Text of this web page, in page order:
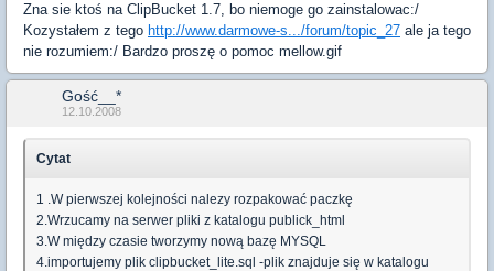
Zna sie ktoś na ClipBucket 1.7, bo niemoge go zainstalowac:/
Kozystałem z tego http://www.darmowe-s.../forum/topic_27 ale ja tego
nie rozumiem:/ Bardzo proszę o pomoc mellow.gif
Gość__*
12.10.2008
Cytat
1 .W pierwszej kolejności nalezy rozpakować paczkę
2.Wrzucamy na serwer pliki z katalogu publick_html
3.W między czasie tworzymy nową bazę MYSQL
4.importujemy plik clipbucket_lite.sql -plik znajduje się w katalogu